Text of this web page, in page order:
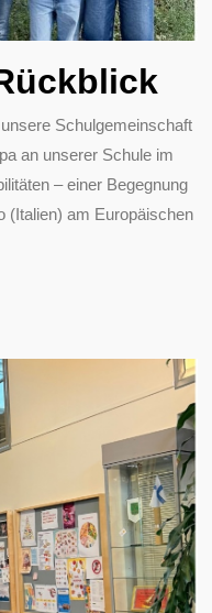
Schulgemeinschaft
an unserer Schule im
– einer Begegnung
(Italien) am Europäischen